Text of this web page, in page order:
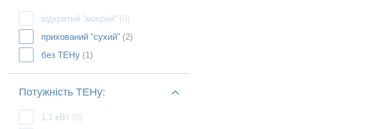
відкритий "мокрий" (0)
прихований "сухий" (2)
без ТЕНу (1)
Потужність ТЕНу:
1,1 кВт (0)